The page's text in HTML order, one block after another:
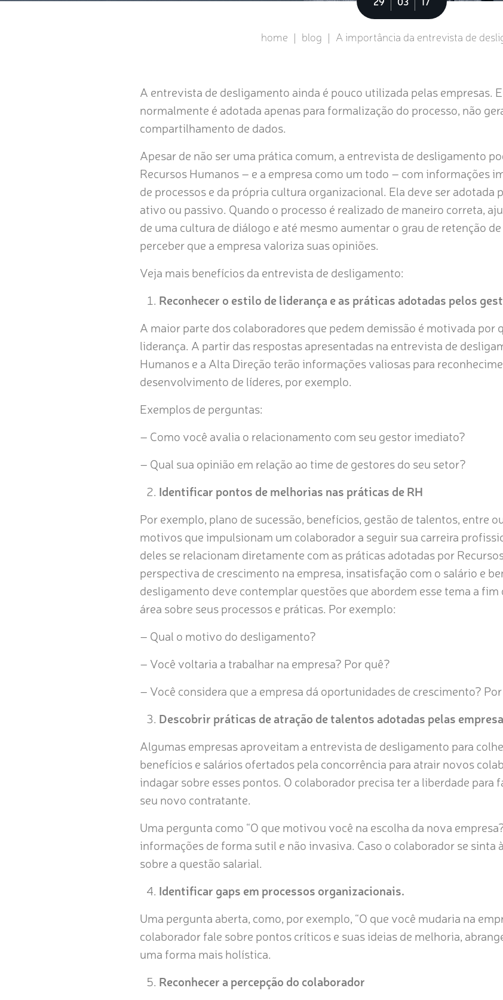
home | blog | A importância da entrevista de
A entrevista de desligamento ainda é pouco utilizada pelas empresas.
normalmente é adotada apenas para formalização do processo, não
compartilhamento de dados.
Apesar de não ser uma prática comum, a entrevista de desligamento
Recursos Humanos – e a empresa como um todo – com informações
de processos e da própria cultura organizacional. Ela deve ser adotada
ativo ou passivo. Quando o processo é realizado de maneiro correta,
de uma cultura de diálogo e até mesmo aumentar o grau de retenção
perceber que a empresa valoriza suas opiniões.
Veja mais benefícios da entrevista de desligamento:
Reconhecer o estilo de liderança e as práticas adotadas pelos
A maior parte dos colaboradores que pedem demissão é motivada por
liderança. A partir das respostas apresentadas na entrevista de
Humanos e a Alta Direção terão informações valiosas para
desenvolvimento de líderes, por exemplo.
Exemplos de perguntas:
– Como você avalia o relacionamento com seu gestor imediato?
– Qual sua opinião em relação ao time de gestores do seu setor?
Identificar pontos de melhorias nas práticas de RH
Por exemplo, plano de sucessão, benefícios, gestão de talentos, entre
motivos que impulsionam um colaborador a seguir sua carreira
deles se relacionam diretamente com as práticas adotadas por
perspectiva de crescimento na empresa, insatisfação com o salário e
desligamento deve contemplar questões que abordem esse tema a fim
área sobre seus processos e práticas. Por exemplo:
– Qual o motivo do desligamento?
– Você voltaria a trabalhar na empresa? Por quê?
– Você considera que a empresa dá oportunidades de crescimento?
Descobrir práticas de atração de talentos adotadas pelas
Algumas empresas aproveitam a entrevista de desligamento para
benefícios e salários ofertados pela concorrência para atrair novos
indagar sobre esses pontos. O colaborador precisa ter a liberdade para
seu novo contratante.
Uma pergunta como “O que motivou você na escolha da nova
informações de forma sutil e não invasiva. Caso o colaborador se sinta
sobre a questão salarial.
Identificar gaps em processos organizacionais.
Uma pergunta aberta, como, por exemplo, “O que você mudaria na
colaborador fale sobre pontos críticos e suas ideias de melhoria,
uma forma mais holística.
Reconhecer a percepção do colaborador